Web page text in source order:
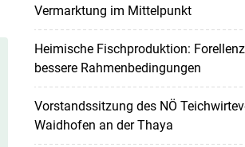
Vermarktung im Mittelpunkt
Heimische Fischproduktion:
bessere Rahmenbedingungen
Vorstandssitzung des NÖ
Waidhofen an der Thaya